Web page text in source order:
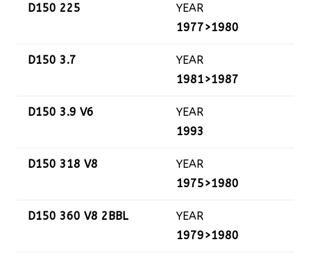
D150 225
YEAR
1977>1980
D150 3.7
YEAR
1981>1987
D150 3.9 V6
YEAR
1993
D150 318 V8
YEAR
1975>1980
D150 360 V8 2BBL
YEAR
1979>1980